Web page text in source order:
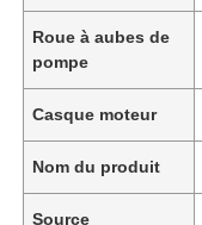
Roue à aubes de
pompe
Casque moteur
Nom du produit
Source